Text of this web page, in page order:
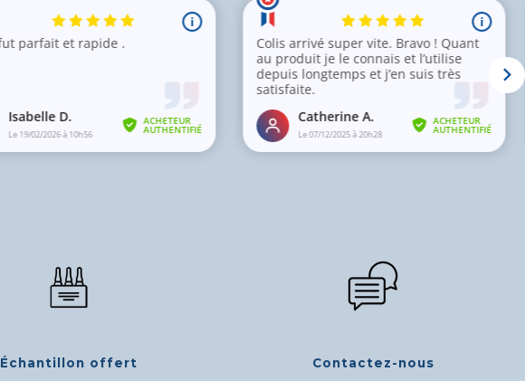
Échantillon offert Contactez-nous